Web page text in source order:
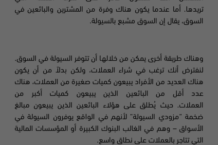
تريدها. أما عندما يكون هناك وفرة من المشترين والبائعين في
السوق، يقال إن السوق مشبع بالسيولة.
وهناك طريقة أخرى يمكن من خلالها أن تتوفر السيولة في السوق.
لنفترض أنك ترغب في شراء العملات، ولكن بدلاً من أن يكون
هناك العديد من الأفراد يبيعون كميات صغيرة من العملات، هناك
عدد أقل من البائعين الذين يبيعون كميات أكبر من
العملات. حيث يُطلق على هؤلاء البائعين الذين يبيعون مبالغ
ضخمة “مزودي السيولة“ لأنهم في الواقع يوفرون السيولة في
الأسواق – وهم في الغالب البنوك الكبيرة أو المؤسسات المالية
التي تتاجر بالعملات على نطاق واسع.